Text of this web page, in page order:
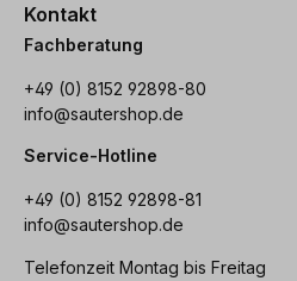
Kontakt
Fachberatung
+49 (0) 8152 92898-80
info@sautershop.de
Service-Hotline
+49 (0) 8152 92898-81
info@sautershop.de
Telefonzeit Montag bis Freitag